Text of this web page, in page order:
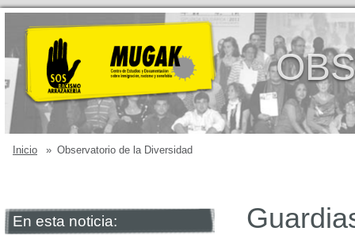
Inicio » Observatorio de la Diversidad
En esta noticia: